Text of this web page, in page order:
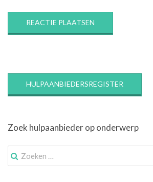
HULPAANBIEDERSREGISTER
Zoek hulpaanbieder op onderwerp
Zoek
naar: